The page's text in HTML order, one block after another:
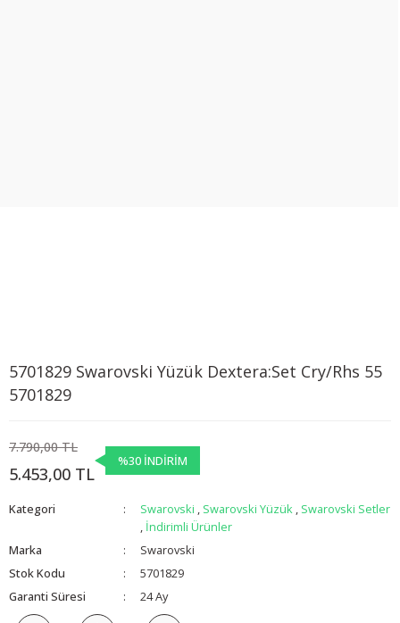
5701829 Swarovski Yüzük Dextera:Set Cry/Rhs 55
5701829
7.790,00 TL
5.453,00 TL
%30 İNDİRİM
Kategori Swarovski , Swarovski Yüzük , Swarovski Setler
, İndirimli Ürünler
Marka
Swarovski
Stok Kodu
5701829
Garanti Süresi
24 Ay